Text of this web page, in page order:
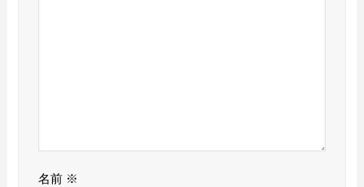
名前 ※